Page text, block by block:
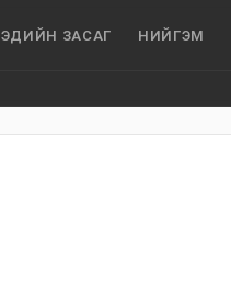
ЭДИЙН ЗАСАГ НИЙГЭМ